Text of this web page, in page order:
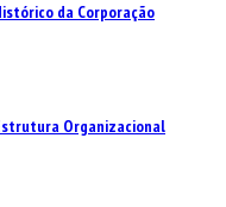
da Corporação
Organizacional